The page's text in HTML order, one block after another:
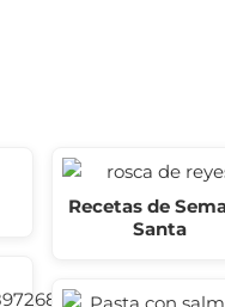
Recetas de
Santa